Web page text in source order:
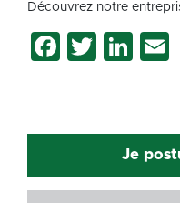
Découvrez notre
Je